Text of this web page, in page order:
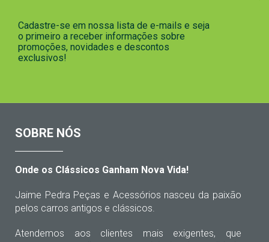
Cadastre-se em nossa lista de e-mails e seja
o primeiro a receber informações sobre
promoções, novidades e descontos
exclusivos!
SOBRE NÓS
Onde os Clássicos Ganham Nova Vida!
Jaime Pedra Peças e Acessórios nasceu da paixão
pelos carros antigos e clássicos.
Atendemos aos clientes mais exigentes, que